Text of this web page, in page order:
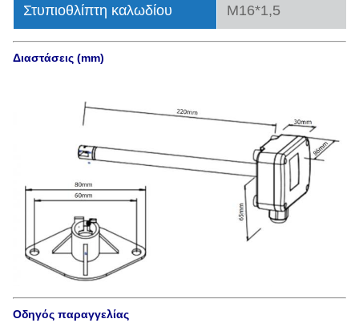
Στυπιοθλίπτη καλωδίου Μ16*1,5
Διαστάσεις (mm)
Οδηγός παραγγελίας